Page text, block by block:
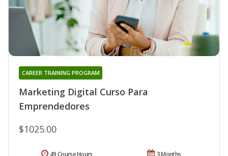
Marketing Digital Curso Para
Emprendedores
CAREER TRAINING PROGRAM
$1025.00
3 Months
49 Course Hours